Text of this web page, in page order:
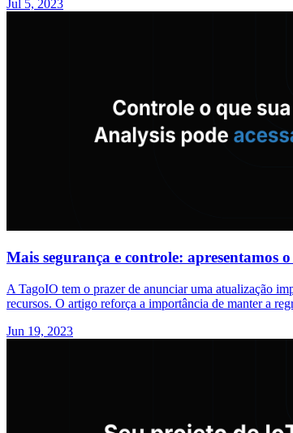
Jul 5, 2023
Mais segurança e controle: apresentamos
A TagoIO tem o prazer de anunciar uma atualização
recursos. O artigo reforça a importância de manter a
Jun 19, 2023